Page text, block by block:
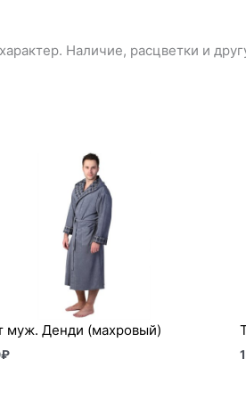
Наличие, расцветки и
муж. Денди (махровый)
₽